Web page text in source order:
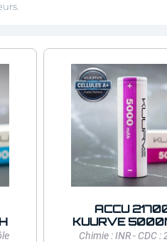
ACCU
KUURVE
Chimie : INR - CDC :